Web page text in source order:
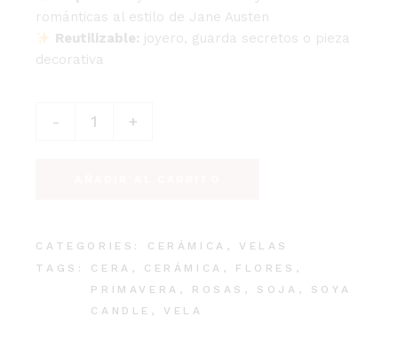
románticas al estilo de Jane Austen
Reutilizable: joyero, guarda secretos o pieza
decorativa
- +
CATEGORIES: CERÁMICA , VELAS
TAGS:
CERA , CERÁMICA , FLORES ,
PRIMAVERA , ROSAS , SOJA , SOYA
CANDLE , VELA